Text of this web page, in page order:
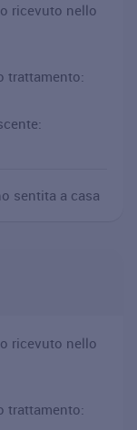
ricevuto nello
trattamento:
sentita a casa
ricevuto nello
trattamento: